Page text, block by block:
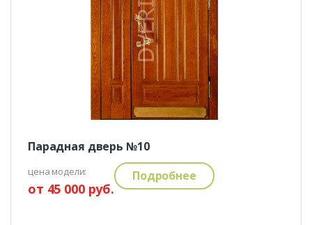
Парадная дверь №10
цена модели:
от 45 000 руб.
Подробнее